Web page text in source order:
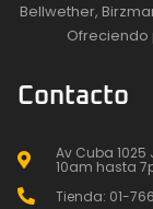
Bellwether,
Contacto
Av Cuba
10am hasta
Tienda: 01-